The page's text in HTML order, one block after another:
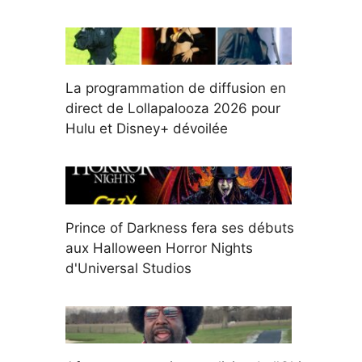
La programmation de diffusion en
direct de Lollapalooza 2026 pour
Hulu et Disney+ dévoilée
Prince of Darkness fera ses débuts
aux Halloween Horror Nights
d'Universal Studios